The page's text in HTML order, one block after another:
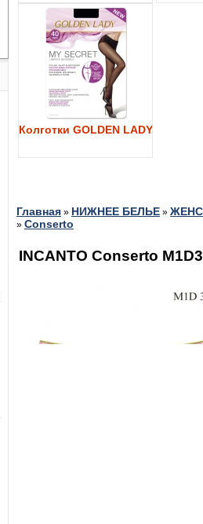
Колготки GOLDEN LADY My
Главная » НИЖНЕЕ БЕЛЬЕ »
» Conserto
INCANTO Conserto